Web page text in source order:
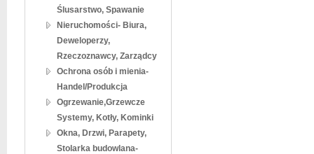
Ślusarstwo, Spawanie
Nieruchomości- Biura,
Deweloperzy,
Rzeczoznawcy, Zarządcy
Ochrona osób i mienia-
Handel/Produkcja
Ogrzewanie,Grzewcze
Systemy, Kotły, Kominki
Okna, Drzwi, Parapety,
Stolarka budowlana-